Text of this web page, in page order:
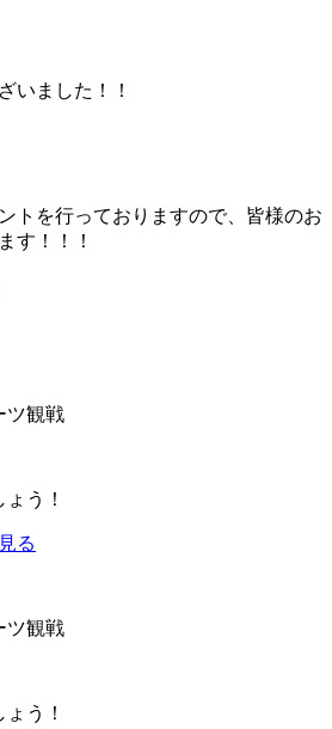
いました！！
トを行っておりますので、皆様のお
す！！！
ツ観戦
う！
る
ツ観戦
う！